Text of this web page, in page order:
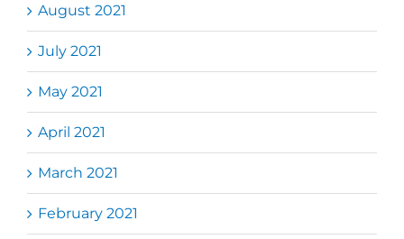
August 2021
July 2021
May 2021
April 2021
March 2021
February 2021